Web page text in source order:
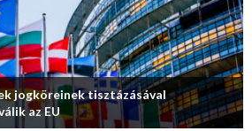
jogköreinek tisztázásával
az EU